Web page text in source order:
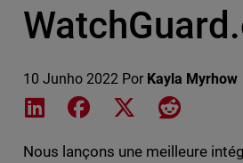
10 Junho 2022 Por Kayla Myrhow
Share on LinkedIn
Share on Facebook
Share on XShare on
Nous lançons une meilleure